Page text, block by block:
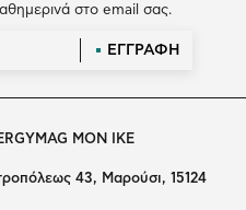
στο email σας.
ΕΓΓΡΑΦΗ
MON IKE
43, Μαρούσι, 15124